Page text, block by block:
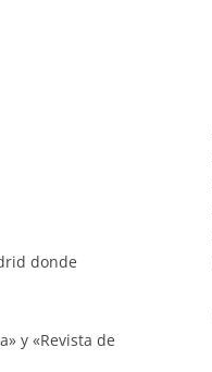
donde
y «Revista de